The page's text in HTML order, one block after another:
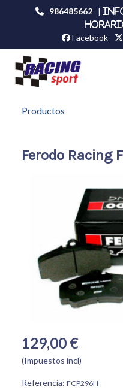
986485662 |
Facebook
Productos
Ferodo Racing
129,00 €
(Impuestos incl)
Referencia: FCP296H